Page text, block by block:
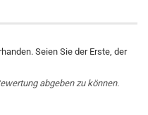
Seien Sie der Erste, der
abgeben zu können.